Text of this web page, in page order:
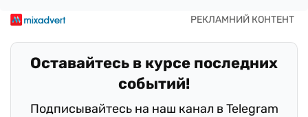
Оставайтесь в курсе последних
событий!
Подписывайтесь на наш канал в Telegram